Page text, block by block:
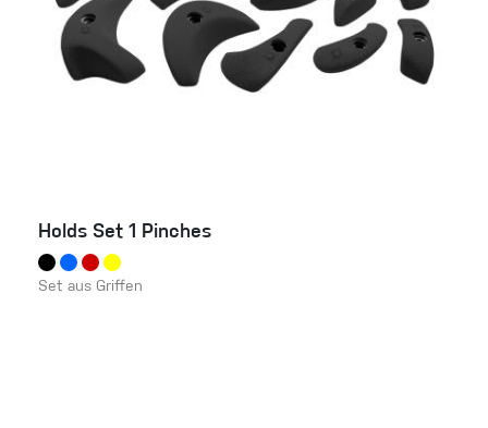
Holds Set 1 Pinches
Set aus Griffen